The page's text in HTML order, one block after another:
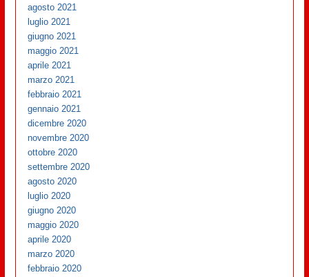
agosto 2021
luglio 2021
giugno 2021
maggio 2021
aprile 2021
marzo 2021
febbraio 2021
gennaio 2021
dicembre 2020
novembre 2020
ottobre 2020
settembre 2020
agosto 2020
luglio 2020
giugno 2020
maggio 2020
aprile 2020
marzo 2020
febbraio 2020